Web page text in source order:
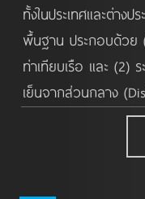
ทั้งในประเทศและต่าง
พื้นฐาน ประกอบด้วย
ท่าเทียบเรือ และ (2)
เย็นจากส่วนกลาง